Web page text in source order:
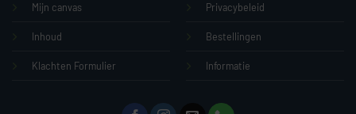
Mijn canvas
Inhoud
Klachten Formulier
Privacybeleid
Bestellingen
Informatie